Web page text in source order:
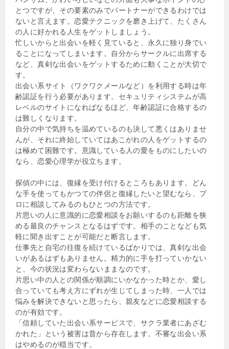
とつですが、その要素のみでパートナーができるわけでは
ないと言えます。恋愛テクニックを磨き上げて、たくさん
の人に好かれる人生をゲットしましょう。
忙しいからと出会いを軽く見ていると、永久に独り身でい
ることになってしまいます。自分からサークルに出席する
など、真剣な出会いをゲットするために動くことが大切で
す。
出会い系サイト（ワクワクメールなど）を利用する時は年
齢認証を行う必要があります。セキュリティシステムが高
レベルのサイトになればなるほど、年齢認証に合格するの
は難しくなります。
自分の中で気持ちを温めているのも決して悪くはありませ
んが、それに終始していてはあこがれの人をゲットするの
は極めて困難です。意識している人の愛をものにしたいの
なら、恋愛心理学が役立ちます。
探偵の中には、復縁を受け付けるところもあります。どん
な手を使ってもかつての伴侶と復縁したいと望むなら、プ
ロに相談してみるのもひとつの方法です。
片思いの人に意識的に恋愛相談をお願いするのも距離を狭
める最良のチャンスとなるはずです。相手のことなども気
軽に聞き出すことが可能だと断言します。
仕事先と自宅の往復を続けているばかりでは、真剣な出会
いがあるはずもありません。精力的に手を打っていかない
と、今の状況は変わらないままなのです。
片思い中の人との関係が順調にいかなかった時とか、愛し
合っていても考え方にずれが生じてしまった時、一人では
悩みを解決できないと思ったら、親友などに恋愛相談する
のが有効です。
「信頼していた出会い系サービスで、サクラ業者にあざむ
かれた」という被害は昔から存在します。不審な出会い系
はやめるのが穏当です。